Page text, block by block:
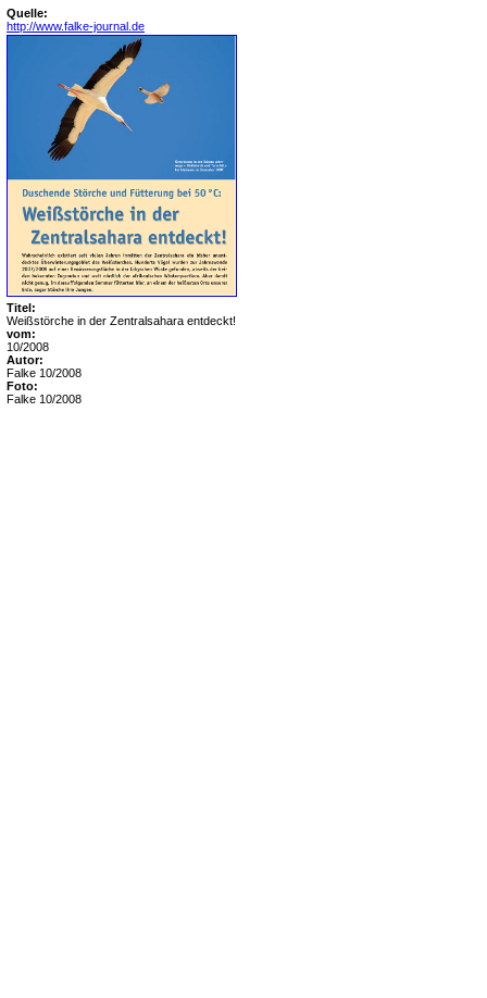
Quelle:
http://www.falke-journal.de
Titel:
Weißstörche in der Zentralsahara entdeckt!
vom:
10/2008
Autor:
Falke 10/2008
Foto:
Falke 10/2008